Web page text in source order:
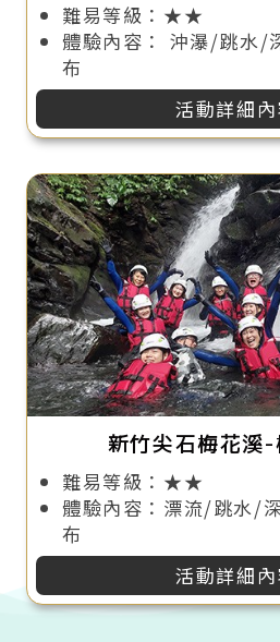
難易等級：★★
體驗內容： 沖瀑/跳水/
布
活動詳細
新竹尖石梅花溪-
難易等級：★★
體驗內容：漂流/跳水/
布
活動詳細